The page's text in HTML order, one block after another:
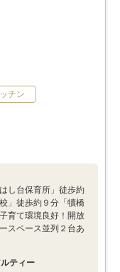
チン
し台保育所」徒歩約
」徒歩約９分「犢橋
育て環境良好！開放
スペース並列２台あ
ティー